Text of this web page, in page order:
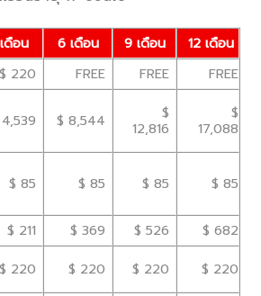
ดือน 6 เดือน 9 เดือน
12 เดือน
$ 220 FREE FREE
FREE
$ 8,544
$
12,816
$
17,088
$ 85 $ 85 $ 85 $ 85
$ 211 $ 369 $ 526
$ 682
$ 220 $ 220 $ 220
$ 220